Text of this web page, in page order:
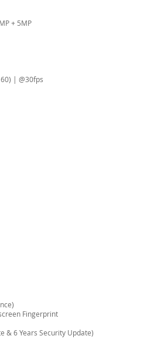
+ 5MP
| @30fps
Fingerprint
& 6 Years Security Update)